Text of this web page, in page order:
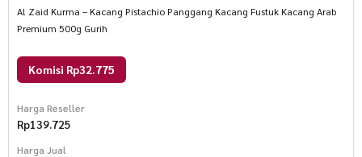
Al Zaid Kurma – Kacang Pistachio Panggang Kacang Fustuk Kacang Arab
Premium 500g Gurih
Komisi Rp32.775
Harga Reseller
Rp139.725
Harga Jual